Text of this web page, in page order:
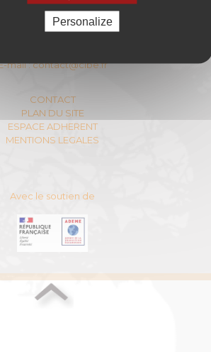
INTERPROFESSIONNEL
mail :contact@cibe.fr
CONTACT
PLAN DU SITE
ESPACE ADHERENT
MENTIONS LEGALES
Avec le soutien de
Personalize